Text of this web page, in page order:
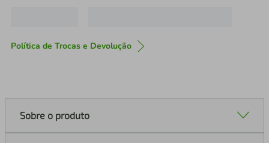
Política de Trocas e Devolução
Sobre o produto